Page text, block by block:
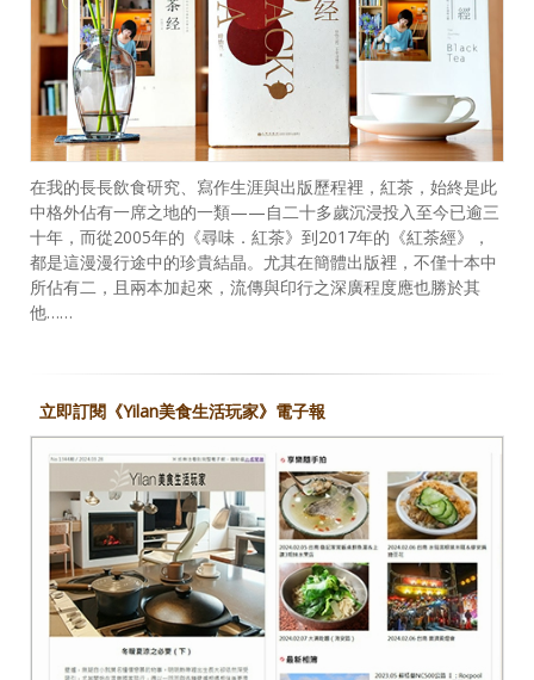
在我的長長飲食研究、寫作生涯與出版歷程裡，紅茶，始終是此
中格外佔有一席之地的一類——自二十多歲沉浸投入至今已逾三
十年，而從2005年的《尋味．紅茶》到2017年的《紅茶經》，
都是這漫漫行途中的珍貴結晶。尤其在簡體出版裡，不僅十本中
所佔有二，且兩本加起來，流傳與印行之深廣程度應也勝於其
他……
立即訂閱《Yilan美食生活玩家》電子報